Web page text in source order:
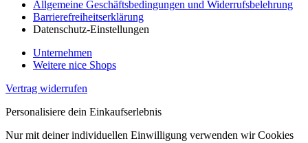
Allgemeine Geschäftsbedingungen und Widerrufsbelehrung
Barrierefreiheitserklärung
Datenschutz-Einstellungen
Unternehmen
Weitere nice Shops
Vertrag widerrufen
Personalisiere dein Einkaufserlebnis
Nur mit deiner individuellen Einwilligung verwenden wir Cookies